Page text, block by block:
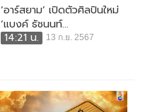
‘อาร์สยาม’ เปิดตัวศิลปินใหม่
‘แบงค์ ธัชนนท์...
14:21 น.
13 ก.ย. 2567